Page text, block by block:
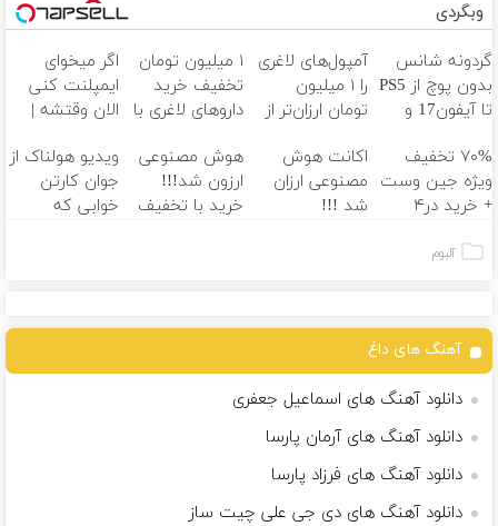
وبگردی
گردونه شانس
بدون پوچ از PS5
تا آیفون17 و
آمپول‌های لاغری
را ۱ میلیون
تومان ارزان‌تر از
۱ میلیون تومان
تخفیف خرید
داروهای لاغری با
و پک یخ!
اگر میخوای
ایمپلنت کنی
الان وقتشه |
میلیون تومان!!!
۷۰% تخفیف
ویژه جین وست
+ خرید در۴
اکانت هوش
مصنوعی ارزان
شد !!!
هوش مصنوعی
ارزون شد!!!
خرید با تخفیف
ویدیو هولناک از
جوان کارتن
خوابی که
آلبوم
آهنگ های داغ
دانلود آهنگ های اسماعیل جعفری
دانلود آهنگ های آرمان پارسا
دانلود آهنگ های فرزاد پارسا
دانلود آهنگ های دی جی علی چیت ساز